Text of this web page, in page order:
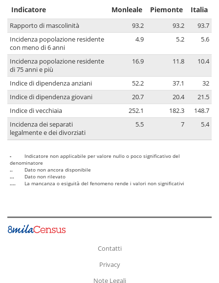
Indicatore Monleale Piemonte Italia
Rapporto di mascolinità 93.2 93.2
93.7
Incidenza popolazione residente
con meno di 6 anni
4.9 5.2 5.6
Incidenza popolazione residente
di 75 anni e più
16.9 11.8 10.4
Indice di dipendenza anziani 52.2 37.1
32
Indice di dipendenza giovani
20.7 20.4
21.5
Indice di vecchiaia
252.1 182.3
148.7
Incidenza dei separati
legalmente e dei divorziati
5.5 7 5.4
-
Indicatore non applicabile per valore nullo o poco significativo del
denominatore
..
Dato non ancora disponibile
...
Dato non rilevato
....
La mancanza o esiguità del fenomeno rende i valori non significativi
Contatti
Privacy
Note Legali